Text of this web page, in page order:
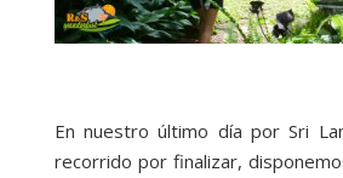
En nuestro último día por Sri
recorrido por finalizar,